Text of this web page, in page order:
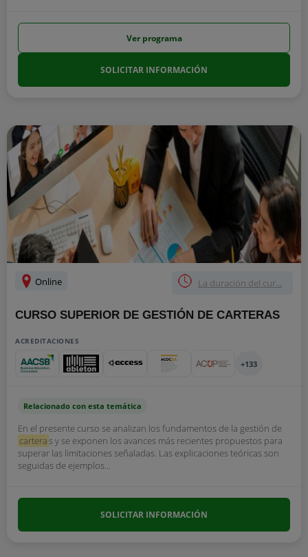
Ver programa
SOLICITAR INFORMACIÓN
Online La duración del cur...
CURSO SUPERIOR DE GESTIÓN DE CARTERAS
ACREDITACIONES
+133
Relacionado con esta temática
En el presente curso se analizan los fundamentos de la gestión de
carteras y se exponen los avances más recientes propuestos para
superar las limitaciones señaladas. Las explicaciones teóricas son
seguidas de ejemplos...
SOLICITAR INFORMACIÓN